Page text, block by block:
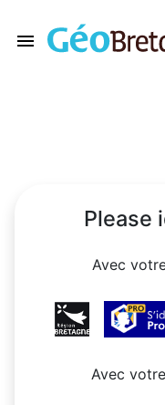
Please
Avec
Avec